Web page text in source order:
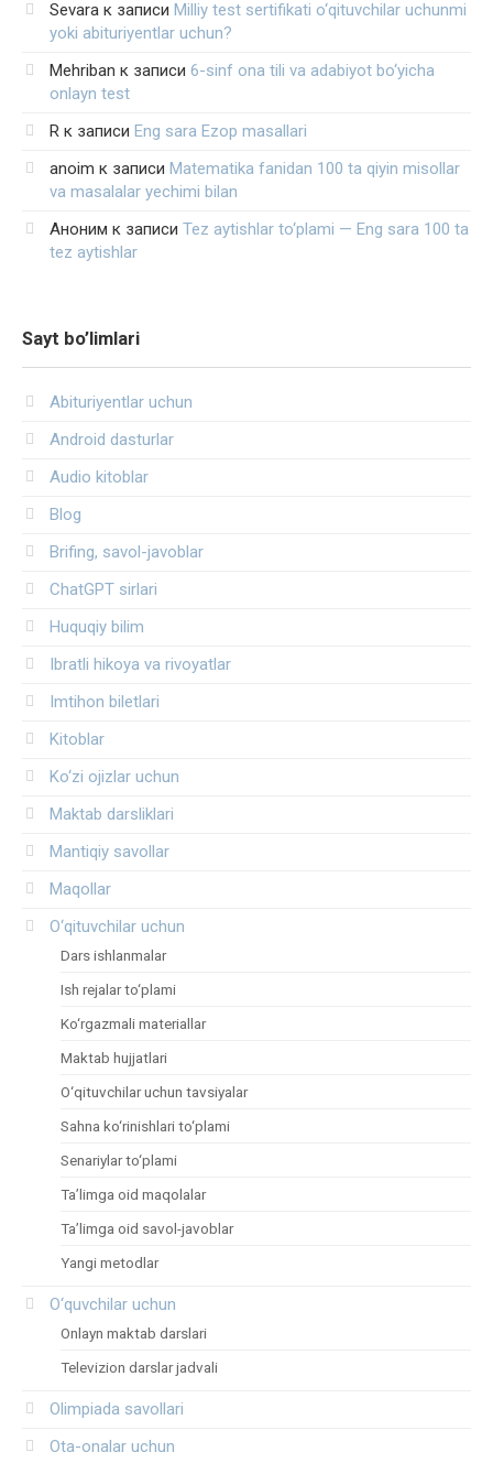
Sevara к записи Milliy test sertifikati o‘qituvchilar uchunmi
yoki abituriyentlar uchun?
Mehriban к записи 6-sinf ona tili va adabiyot bo‘yicha
onlayn test
R к записи Eng sara Ezop masallari
anoim к записи Matematika fanidan 100 ta qiyin misollar
va masalalar yechimi bilan
Аноним к записи Tez aytishlar to‘plami — Eng sara 100 ta
tez aytishlar
Sayt bo’limlari
Abituriyentlar uchun
Android dasturlar
Audio kitoblar
Blog
Brifing, savol-javoblar
ChatGPT sirlari
Huquqiy bilim
Ibratli hikoya va rivoyatlar
Imtihon biletlari
Kitoblar
Ko‘zi ojizlar uchun
Maktab darsliklari
Mantiqiy savollar
Maqollar
O‘qituvchilar uchun
Dars ishlanmalar
Ish rejalar to‘plami
Ko‘rgazmali materiallar
Maktab hujjatlari
O‘qituvchilar uchun tavsiyalar
Sahna ko‘rinishlari to‘plami
Senariylar to‘plami
Ta’limga oid maqolalar
Ta’limga oid savol-javoblar
Yangi metodlar
O‘quvchilar uchun
Onlayn maktab darslari
Televizion darslar jadvali
Olimpiada savollari
Ota-onalar uchun